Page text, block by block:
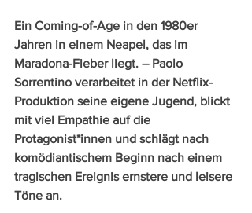
Ein Coming-of-Age in den 1980er
Jahren in einem Neapel, das im
Maradona-Fieber liegt. – Paolo
Sorrentino verarbeitet in der Netflix-
Produktion seine eigene Jugend, blickt
mit viel Empathie auf die
Protagonist*innen und schlägt nach
komödiantischem Beginn nach einem
tragischen Ereignis ernstere und leisere
Töne an.